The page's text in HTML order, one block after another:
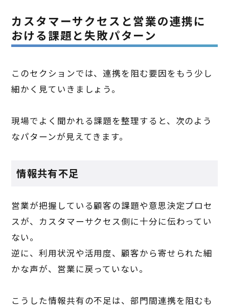
カスタマーサクセスと営業の連携に
おける課題と失敗パターン
このセクションでは、連携を阻む要因をもう少し
細かく見ていきましょう。
現場でよく聞かれる課題を整理すると、次のよう
なパターンが見えてきます。
情報共有不足
営業が把握している顧客の課題や意思決定プロセ
スが、カスタマーサクセス側に十分に伝わってい
ない。
逆に、利用状況や活用度、顧客から寄せられた細
かな声が、営業に戻っていない。
こうした情報共有の不足は、部門間連携を阻むも